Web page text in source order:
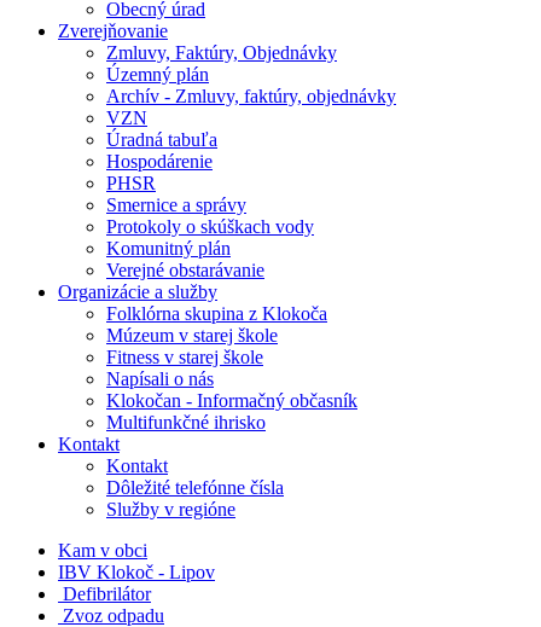
Obecný úrad
Zverejňovanie
Zmluvy, Faktúry, Objednávky
Územný plán
Archív - Zmluvy, faktúry, objednávky
VZN
Úradná tabuľa
Hospodárenie
PHSR
Smernice a správy
Protokoly o skúškach vody
Komunitný plán
Verejné obstarávanie
Organizácie a služby
Folklórna skupina z Klokoča
Múzeum v starej škole
Fitness v starej škole
Napísali o nás
Klokočan - Informačný občasník
Multifunkčné ihrisko
Kontakt
Kontakt
Dôležité telefónne čísla
Služby v regióne
Kam v obci
IBV Klokoč - Lipov
Defibrilátor
Zvoz odpadu